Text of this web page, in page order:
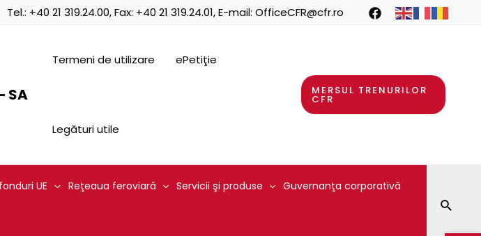
Tel.: +40 21 319.24.00, Fax: +40 21 319.24.01, E-mail: OfficeCFR@cfr.ro
SA
Termeni de utilizare ePetiţie
Legături utile
MERSUL TRENURILOR
CFR
UE Reţeaua feroviară Servicii şi produse Guvernanţa corporativă